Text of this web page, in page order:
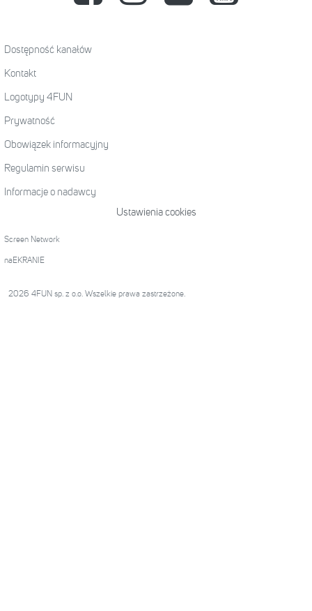
Dostępność kanałów
Kontakt
Logotypy 4FUN
Prywatność
Obowiązek informacyjny
Regulamin serwisu
Informacje o nadawcy
Ustawienia cookies
Screen Network
naEKRANIE
2026 4FUN sp. z o.o. Wszelkie prawa zastrzeżone.